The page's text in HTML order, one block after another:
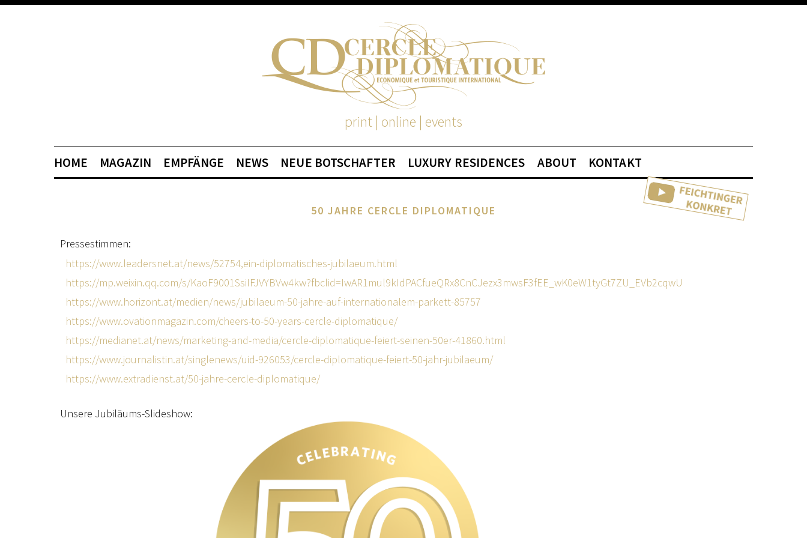
print | online | events
HOME MAGAZIN EMPFÄNGE NEWS NEUE BOTSCHAFTER LUXURY RESIDENCES ABOUT KONTAKT
50 JAHRE CERCLE DIPLOMATIQUE
Pressestimmen:
https://www.leadersnet.at/news/52754,ein-diplomatisches-jubilaeum.html
https://mp.weixin.qq.com/s/KaoF9001SsiIFJVYBVw4kw?fbclid=IwAR1mul9kIdPACfueQRx8CnCJezx3mwsF3fEE_wK0eW1tyGt7ZU_EVb2cqwU
https://www.horizont.at/medien/news/jubilaeum-50-jahre-auf-internationalem-parkett-85757
https://www.ovationmagazin.com/cheers-to-50-years-cercle-diplomatique/
https://medianet.at/news/marketing-and-media/cercle-diplomatique-feiert-seinen-50er-41860.html
https://www.journalistin.at/singlenews/uid-926053/cercle-diplomatique-feiert-50-jahr-jubilaeum/
https://www.extradienst.at/50-jahre-cercle-diplomatique/
Unsere Jubiläums-Slideshow: